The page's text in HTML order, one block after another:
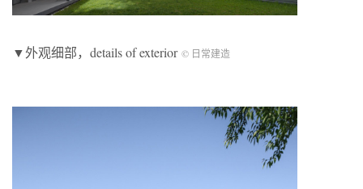
▼外观细部，details of exterior © 日常建造